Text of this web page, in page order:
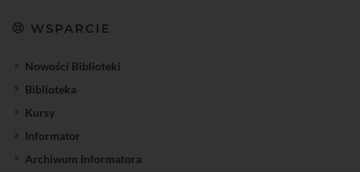
WSPARCIE
Nowości Biblioteki
Biblioteka
Kursy
Informator
Archiwum Informatora